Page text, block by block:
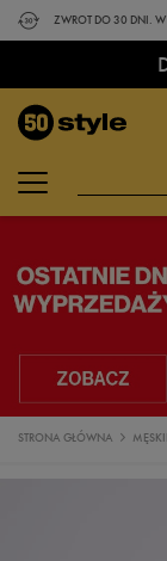
ZWROT DO 30 DNI.
STRONA GŁÓWNA